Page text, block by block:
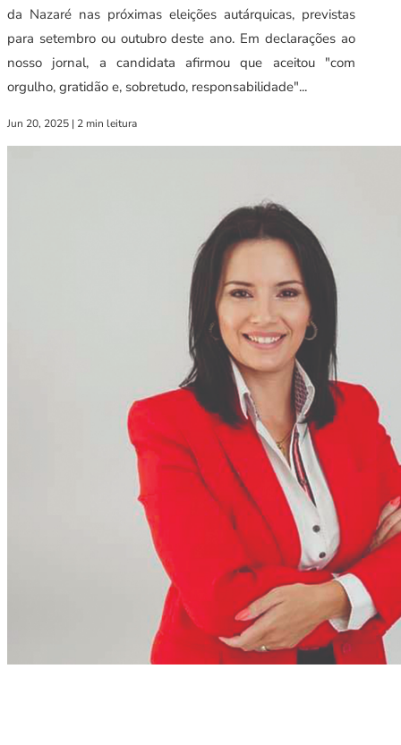
da Nazaré nas próximas eleições autárquicas, previstas
para setembro ou outubro deste ano. Em declarações ao
nosso jornal, a candidata afirmou que aceitou "com
orgulho, gratidão e, sobretudo, responsabilidade"...
Jun 20, 2025 | 2 min leitura